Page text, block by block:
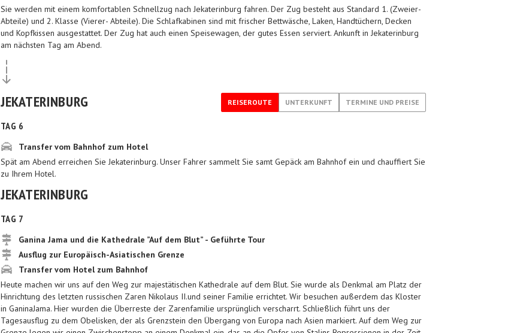
Sie werden mit einem komfortablen Schnellzug nach Jekaterinburg fahren. Der Zug besteht aus Standard 1. (Zweier-
Abteile) und 2. Klasse (Vierer- Abteile). Die Schlafkabinen sind mit frischer Bettwäsche, Laken, Handtüchern, Decken
und Kopfkissen ausgestattet. Der Zug hat auch einen Speisewagen, der gutes Essen serviert. Ankunft in Jekaterinburg
am nächsten Tag am Abend.
JEKATERINBURG REISEROUTE UNTERKUNFT TERMINE UND PREISE
TAG 6
Transfer vom Bahnhof zum Hotel
Spät am Abend erreichen Sie Jekaterinburg. Unser Fahrer sammelt Sie samt Gepäck am Bahnhof ein und chauffiert Sie
zu Ihrem Hotel.
JEKATERINBURG
TAG 7
Ganina Jama und die Kathedrale ”Auf dem Blut” - Geführte Tour
Ausflug zur Europäisch-Asiatischen Grenze
Transfer vom Hotel zum Bahnhof
Heute machen wir uns auf den Weg zur majestätischen Kathedrale auf dem Blut. Sie wurde als Denkmal am Platz der
Hinrichtung des letzten russischen Zaren Nikolaus II.und seiner Familie errichtet. Wir besuchen außerdem das Kloster
in GaninaJama. Hier wurden die Überreste der Zarenfamilie ursprünglich verscharrt. Schließlich führt uns der
Tagesausflug zu dem Obelisken, der als Grenzstein den Übergang von Europa nach Asien markiert. Auf dem Weg zur